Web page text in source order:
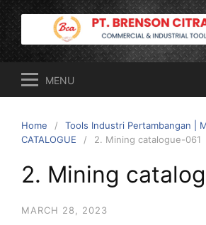
Skip
to
content
MENU
Home
Tools Industri Pertambangan |
CATALOGUE
2. Mining catalogue-061
2. Mining
MARCH 28, 2023